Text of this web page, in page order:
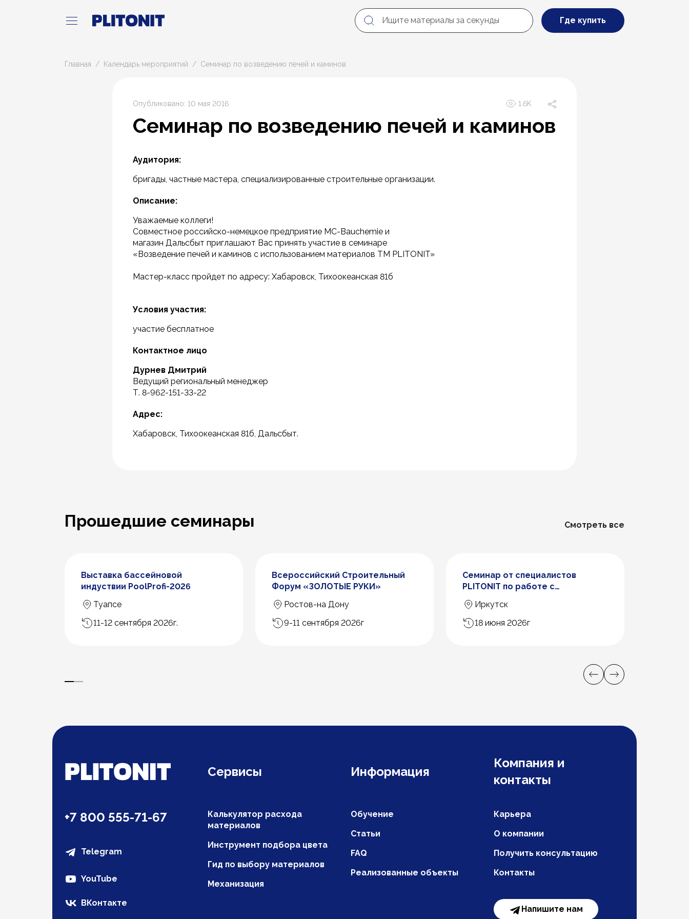
Где купить
Главная Календарь мероприятий Семинар по возведению печей и каминов
Опубликовано: 10 мая 2016 1.6К
Семинар по возведению печей и каминов
Аудитория:
бригады, частные мастера, специализированные строительные организации.
Описание:
Уважаемые коллеги!
Совместное российско-немецкое предприятие MC-Bauchemie и
магазин Дальсбыт приглашают Вас принять участие в семинаре
«Возведение печей и каминов с использованием материалов TM PLITONIT»
Мастер-класс пройдет по адресу: Хабаровск, Тихоокеанская 81б
Условия участия:
участие бесплатное
Контактное лицо
Дурнев Дмитрий
Ведущий региональный менеджер
Т. 8-962-151-33-22
Адрес:
Хабаровск, Тихоокеанская 81б, Дальсбыт.
Прошедшие семинары Смотреть все
Выставка бассейновой
индуствии PoolProfi-2026
Туапсе
11-12 сентября 2026г.
Всероссийский Строительный
Форум «ЗОЛОТЫЕ РУКИ»
Ростов-на Дону
9-11 сентября 2026г
Семинар от специалистов
PLITONIT по работе с
продукцией бренда
Иркутск
18 июня 2026г
Сервисы Информация
Компания и
контакты
+7 800 555-71-67
Telegram
YouTube
ВКонтакте
Калькулятор расхода
материалов
Инструмент подбора цвета
Гид по выбору материалов
Механизация
Обучение
Статьи
FAQ
Реализованные объекты
Карьера
О компании
Получить консультацию
Контакты
Напишите нам